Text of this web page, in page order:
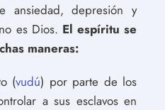
ansiedad, depresión y
es Dios. El espíritu se
maneras:
(vudú) por parte de los
a sus esclavos en